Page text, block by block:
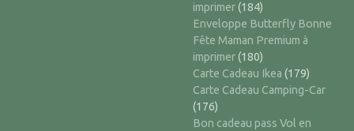
imprimer(184)
Enveloppe Butterfly Bonne
Fête Maman Premium à
imprimer(180)
Carte Cadeau Ikea (179)
Carte Cadeau Camping-Car
(176)
Bon cadeau pass Vol en